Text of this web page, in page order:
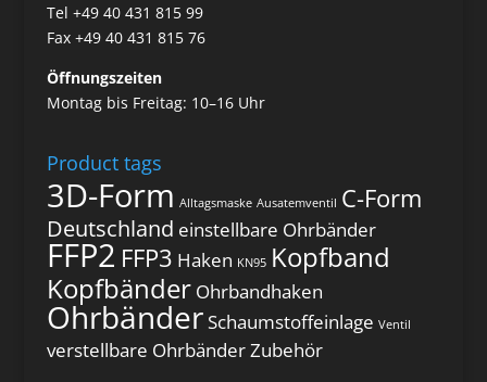
Tel +49 40 431 815 99
Fax +49 40 431 815 76
Öffnungszeiten
Montag bis Freitag: 10–16 Uhr
Product tags
3D-Form Alltagsmaske Ausatemventil C-Form
Deutschland einstellbare Ohrbänder
FFP2 FFP3 Haken KN95 Kopfband
Kopfbänder Ohrbandhaken
OhrbänderSchaumstoffeinlage Ventil
verstellbare OhrbänderZubehör